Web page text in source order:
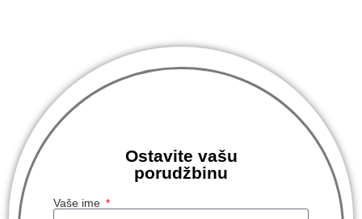
Ostavite vašu
porudžbinu
Vaše ime